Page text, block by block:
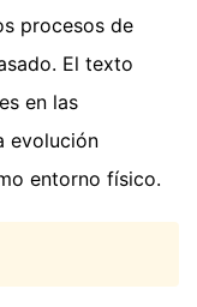
procesos de
El texto
en las
evolución
entorno físico.